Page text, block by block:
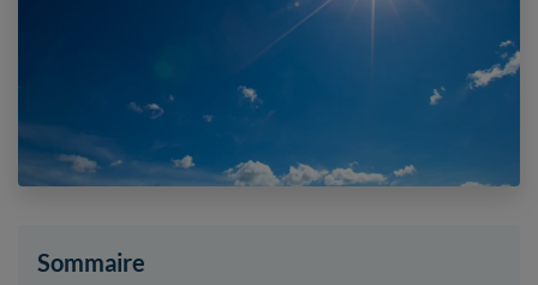
Sommaire